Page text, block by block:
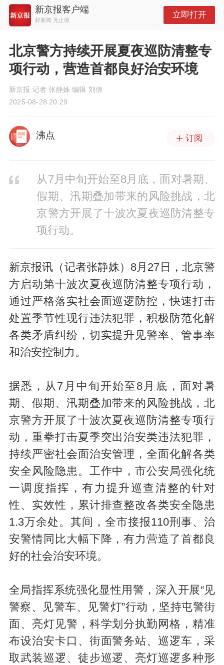
新京报客户端
好新闻 无止境
立即打开
北京警方持续开展夏夜巡防清整专
项行动，营造首都良好治安环境
新京报 记者 张静姝 编辑 刘倩
2025-08-28 20:29
沸点 订阅
从7月中旬开始至8月底，面对暑期、
假期、汛期叠加带来的风险挑战，北
京警方开展了十波次夏夜巡防清整专
项行动。
新京报讯（记者张静姝）8月27日，北京警
方启动第十波次夏夜巡防清整专项行动，
通过严格落实社会面巡逻防控，快速打击
处置季节性现行违法犯罪，积极防范化解
各类矛盾纠纷，切实提升见警率、管事率
和治安控制力。
据悉，从7月中旬开始至8月底，面对暑
期、假期、汛期叠加带来的风险挑战，北
京警方开展了十波次夏夜巡防清整专项行
动，重拳打击夏季突出治安类违法犯罪，
持续严密社会面治安管理，全面化解各类
安全风险隐患。工作中，市公安局强化统
一调度指挥，有力提升巡查清整的针对
性、实效性，累计排查整改各类安全隐患
1.3万余处。其间，全市接报110刑事、治
安警情同比大幅下降，有力营造了首都良
好的社会治安环境。
全局指挥系统强化显性用警，深入开展“见
警察、见警车、见警灯”行动，坚持屯警街
面、亮灯见警，科学划分执勤网格，精准
布设治安卡口、街面警务站、巡逻车，采
取武装巡逻、徒步巡逻、亮灯巡逻多种形